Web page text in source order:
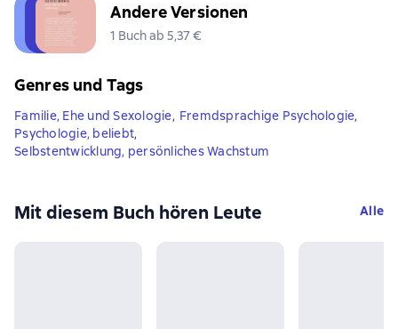
Andere Versionen
1 Buch ab 5,37 €
Genres und Tags
Familie, Ehe und Sexologie, Fremdsprachige Psychologie,
Psychologie, beliebt,
Selbstentwicklung, persönliches Wachstum
Mit diesem Buch hören Leute Alle